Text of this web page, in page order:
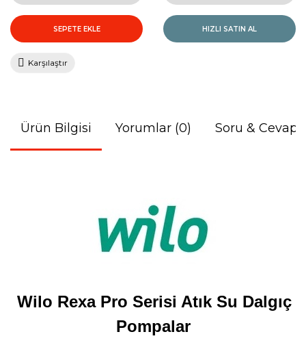
SEPETE EKLE HIZLI SATIN AL
Karşılaştır
Ürün Bilgisi Yorumlar (0) Soru & Cevap
Wilo Rexa Pro Serisi Atık Su Dalgıç
Pompalar